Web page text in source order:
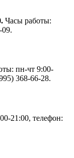
Часы работы:
09.
пн-чт 9:00-
368-66-28.
21:00, телефон: